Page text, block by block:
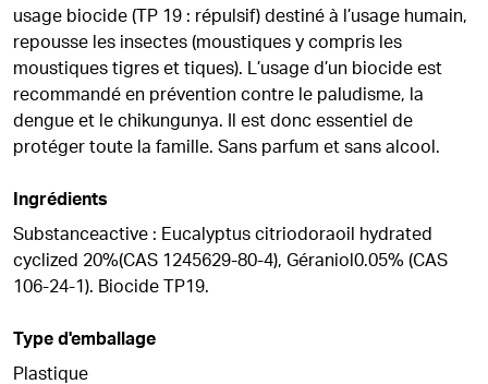
usage biocide (TP 19 : répulsif) destiné à l’usage humain,
repousse les insectes (moustiques y compris les
moustiques tigres et tiques). L’usage d’un biocide est
recommandé en prévention contre le paludisme, la
dengue et le chikungunya. Il est donc essentiel de
protéger toute la famille. Sans parfum et sans alcool.
Ingrédients
Substanceactive : Eucalyptus citriodoraoil hydrated
cyclized 20%(CAS 1245629-80-4), Géraniol0.05% (CAS
106-24-1). Biocide TP19.
Type d'emballage
Plastique